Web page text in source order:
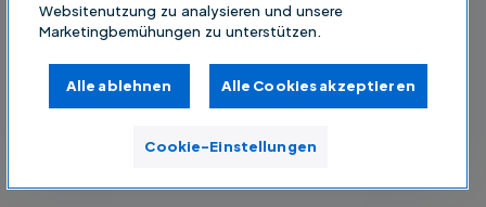
Websitenutzung zu analysieren und unsere
Marketingbemühungen zu unterstützen.
Alle ablehnen Alle Cookies akzeptieren
Cookie-Einstellungen